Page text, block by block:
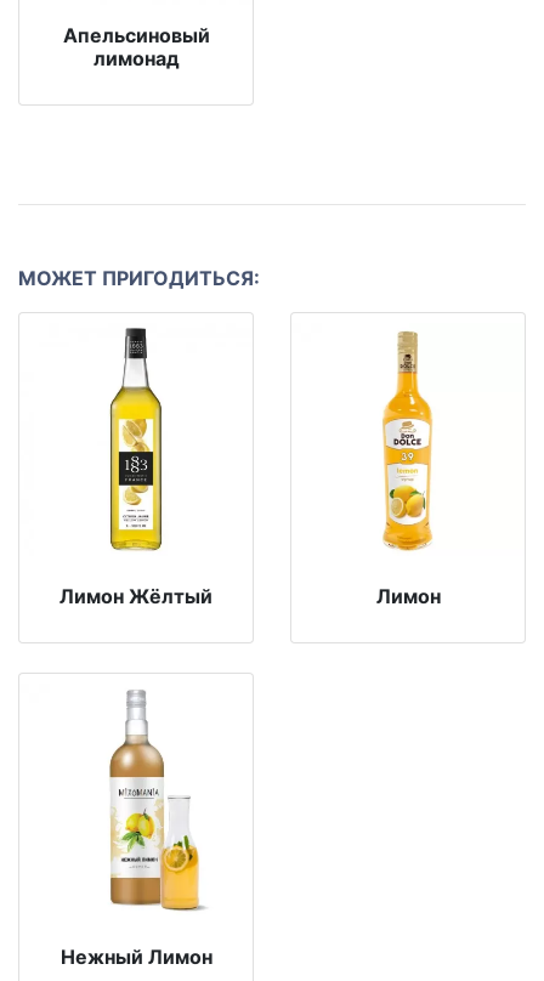
Апельсиновый
лимонад
МОЖЕТ ПРИГОДИТЬСЯ:
Лимон Жёлтый Лимон
Нежный Лимон